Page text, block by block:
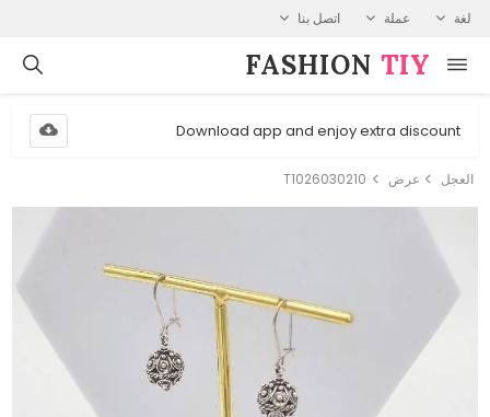
لغة عملة اتصل بنا
FASHION⁠ TIY
Download app and enjoy extra discount
العجل عرض T1026030210